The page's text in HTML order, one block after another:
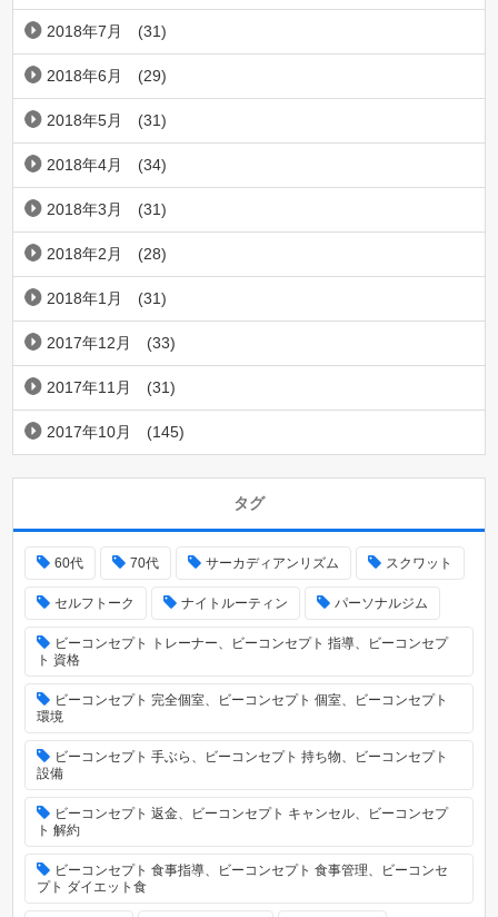
2018年7月 (31)
2018年6月 (29)
2018年5月 (31)
2018年4月 (34)
2018年3月 (31)
2018年2月 (28)
2018年1月 (31)
2017年12月 (33)
2017年11月 (31)
2017年10月 (145)
タグ
60代 70代 サーカディアンリズム スクワット
セルフトーク ナイトルーティン パーソナルジム
ビーコンセプト トレーナー、ビーコンセプト 指導、ビーコンセプ
ト 資格
ビーコンセプト 完全個室、ビーコンセプト 個室、ビーコンセプト
環境
ビーコンセプト 手ぶら、ビーコンセプト 持ち物、ビーコンセプト
設備
ビーコンセプト 返金、ビーコンセプト キャンセル、ビーコンセプ
ト 解約
ビーコンセプト 食事指導、ビーコンセプト 食事管理、ビーコンセ
プト ダイエット食